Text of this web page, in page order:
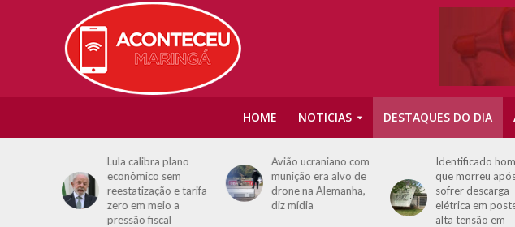
HOME NOTICIAS DESTAQUES DO DIA
Avião ucraniano com
munição era alvo de
drone na Alemanha,
diz mídia
Identificado homem
que morreu após
sofrer descarga
elétrica em poste de
Queda da Selic
a impulsionar
investimentos,
mercado
agronegócio na